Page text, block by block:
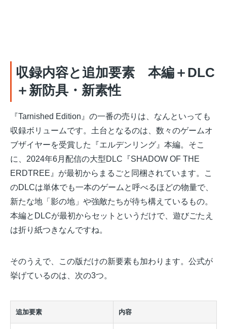
収録内容と追加要素 本編＋DLC
＋新防具・新素性
『Tarnished Edition』の一番の売りは、なんといっても
収録ボリュームです。土台となるのは、数々のゲームオ
ブザイヤーを受賞した『エルデンリング』本編。そこ
に、2024年6月配信の大型DLC『SHADOW OF THE
ERDTREE』が最初からまるごと同梱されています。こ
のDLCは単体でも一本のゲームと呼べるほどの物量で、
新たな地「影の地」や強敵たちが待ち構えているもの。
本編とDLCが最初からセットというだけで、遊びごたえ
は折り紙つきなんですね。
そのうえで、この版だけの新要素も加わります。公式が
挙げているのは、次の3つ。
追加要素 内容